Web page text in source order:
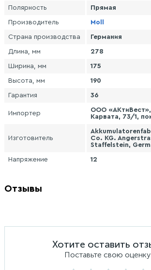
Полярность Прямая
Производитель Moll
Страна производства Германия
Длина, мм 278
Ширина, мм 175
Высота, мм 190
Гарантия 36
Импортер
ООО
Карвата, 73/1,
Изготовитель
Co. KG.
Staffelstein,
Напряжение 12
Отзывы
Хотите оставить
Поставьте свою